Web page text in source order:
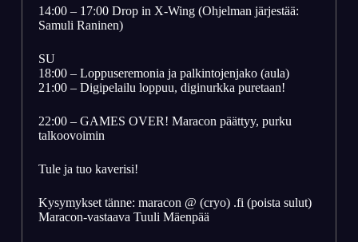
14:00 – 17:00 Drop in X-Wing (Ohjelman järjestää:
Samuli Raninen)
SU
18:00 – Loppuseremonia ja palkintojenjako (aula)
21:00 – Digipelailu loppuu, diginurkka puretaan!
22:00 – GAMES OVER! Maracon päättyy, purku
talkoovoimin
Tule ja tuo kaverisi!
Kysymykset tänne: maracon @ (cryo) .fi (poista sulut)
Maracon-vastaava Tuuli Mäenpää